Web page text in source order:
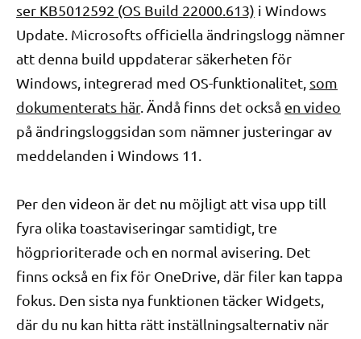
ser KB5012592 (OS Build 22000.613) i Windows
Update. Microsofts officiella ändringslogg nämner
att denna build uppdaterar säkerheten för
Windows, integrerad med OS-funktionalitet, som
dokumenterats här. Ändå finns det också en video
på ändringsloggsidan som nämner justeringar av
meddelanden i Windows 11.
Per den videon är det nu möjligt att visa upp till
fyra olika toastaviseringar samtidigt, tre
högprioriterade och en normal avisering. Det
finns också en fix för OneDrive, där filer kan tappa
fokus. Den sista nya funktionen täcker Widgets,
där du nu kan hitta rätt inställningsalternativ när